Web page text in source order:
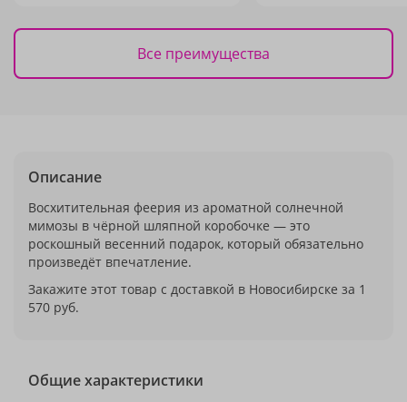
Все преимущества
Описание
Восхитительная феерия из ароматной солнечной
мимозы в чёрной шляпной коробочке — это
роскошный весенний подарок, который обязательно
произведёт впечатление.
Закажите этот товар с доставкой в Новосибирске за 1
570 руб.
Общие характеристики